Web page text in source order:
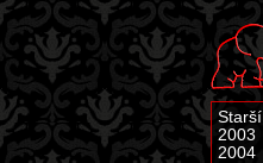
Starší
2003
2004